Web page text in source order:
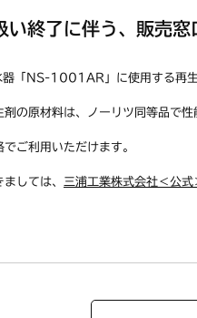
い終了に伴う、販売窓
「NS-1001AR」に使用する再生
の原材料は、ノーリツ同等品で性
ご利用いただけます。
しては、 三浦工業株式会社＜公